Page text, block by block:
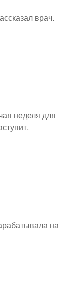
врач.
неделя для
на